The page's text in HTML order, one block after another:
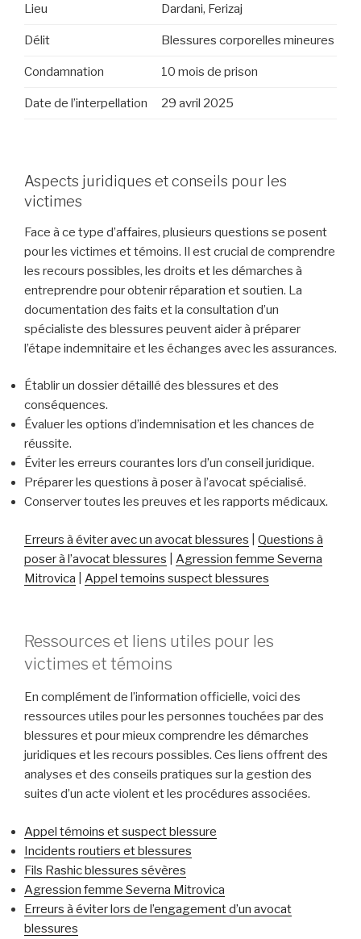
Lieu Dardani, Ferizaj
Délit Blessures corporelles mineures
Condamnation 10 mois de prison
Date de l’interpellation 29 avril 2025
Aspects juridiques et conseils pour les
victimes
Face à ce type d’affaires, plusieurs questions se posent
pour les victimes et témoins. Il est crucial de comprendre
les recours possibles, les droits et les démarches à
entreprendre pour obtenir réparation et soutien. La
documentation des faits et la consultation d’un
spécialiste des blessures peuvent aider à préparer
l’étape indemnitaire et les échanges avec les assurances.
Établir un dossier détaillé des blessures et des
conséquences.
Évaluer les options d’indemnisation et les chances de
réussite.
Éviter les erreurs courantes lors d’un conseil juridique.
Préparer les questions à poser à l’avocat spécialisé.
Conserver toutes les preuves et les rapports médicaux.
Erreurs à éviter avec un avocat blessures
Questions à
poser à l’avocat blessures
Agression femme Severna
Mitrovica
Appel temoins suspect blessures
Ressources et liens utiles pour les
victimes et témoins
En complément de l’information officielle, voici des
ressources utiles pour les personnes touchées par des
blessures et pour mieux comprendre les démarches
juridiques et les recours possibles. Ces liens offrent des
analyses et des conseils pratiques sur la gestion des
suites d’un acte violent et les procédures associées.
Appel témoins et suspect blessure
Incidents routiers et blessures
Fils Rashic blessures sévères
Agression femme Severna Mitrovica
Erreurs à éviter lors de l’engagement d’un avocat
blessures